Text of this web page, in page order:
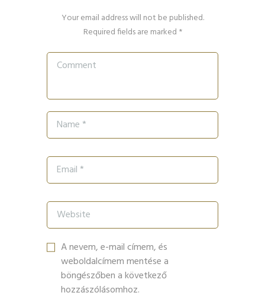
Your email address will not be published.
Required fields are marked *
A nevem, e-mail címem, és
weboldalcímem mentése a
böngészőben a következő
hozzászólásomhoz.